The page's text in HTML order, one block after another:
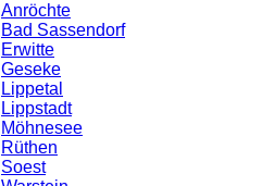
Anröchte
Bad Sassendorf
Erwitte
Geseke
Lippetal
Lippstadt
Möhnesee
Rüthen
Soest